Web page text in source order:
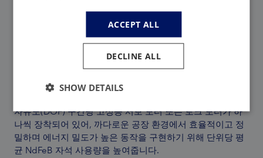
두 경우 모두, 로봇의 상대적으로 높은 자유도(DOF) 수
(AEON 약 34 DOF, Figure 02 약 28 DOF)는 로봇당 구동 관
자유도(DOF) 구간당 고성능 서보 모터 또는 토크 모터가 하
나씩 장착되어 있어, 까다로운 공장 환경에서 효율적이고 정
밀하며 에너지 밀도가 높은 동작을 구현하기 위해 단위당 평
균 NdFeB 자석 사용량을 높여줍니다.
ACCEPT ALL
DECLINE ALL
SHOW DETAILS